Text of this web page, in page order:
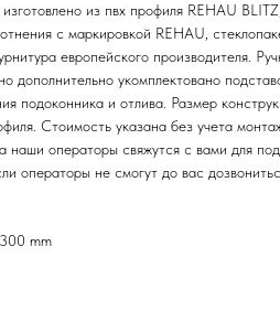
из пвх профиля REHAU
с маркировкой REHAU,
европейского производителя.
дополнительно укомплектовано
подоконника и отлива. Размер
Стоимость указана без учета
наши операторы свяжутся с вами для
операторы не смогут до вас
mm